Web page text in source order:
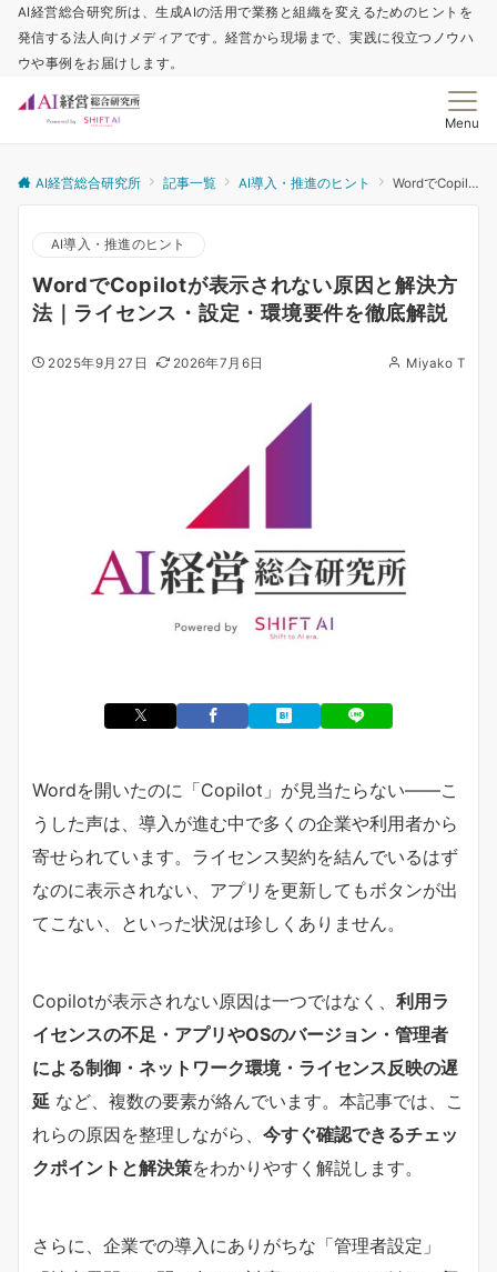
AI経営総合研究所は、生成AIの活用で業務と組織を変えるためのヒントを
発信する法人向けメディアです。経営から現場まで、実践に役立つノウハ
ウや事例をお届けします。
Menu
AI経営総合研究所 記事一覧 AI導入・推進のヒント WordでCopilotが表示されない原因と解決方法｜ライセンス・設定・環境要件を徹底解説
AI導入・推進のヒント
WordでCopilotが表示されない原因と解決方
法｜ライセンス・設定・環境要件を徹底解説
2025年9月27日 2026年7月6日 Miyako T
Wordを開いたのに「Copilot」が見当たらない——こ
うした声は、導入が進む中で多くの企業や利用者から
寄せられています。ライセンス契約を結んでいるはず
なのに表示されない、アプリを更新してもボタンが出
てこない、といった状況は珍しくありません。
Copilotが表示されない原因は一つではなく、 利用ラ
イセンスの不足・アプリやOSのバージョン・管理者
による制御・ネットワーク環境・ライセンス反映の遅
延 など、複数の要素が絡んでいます。本記事では、こ
れらの原因を整理しながら、 今すぐ確認できるチェッ
クポイントと解決策をわかりやすく解説します。
さらに、企業での導入にありがちな「管理者設定」